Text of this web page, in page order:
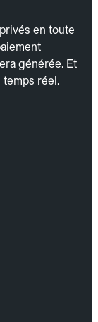
en toute
générée. Et
réel.